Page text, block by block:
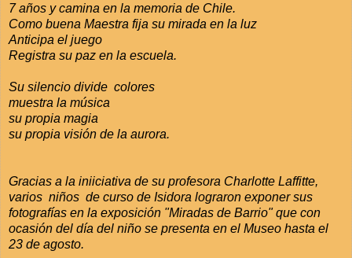
7 años y camina en la memoria de Chile.
Como buena Maestra fija su mirada en la luz
Anticipa el juego
Registra su paz en la escuela.
Su silencio divide colores
muestra la música
su propia magia
su propia visión de la aurora.
Gracias a la iniiciativa de su profesora Charlotte Laffitte,
varios niños de curso de Isidora lograron exponer sus
fotografías en la exposición "Miradas de Barrio" que con
ocasión del día del niño se presenta en el Museo hasta el
23 de agosto.